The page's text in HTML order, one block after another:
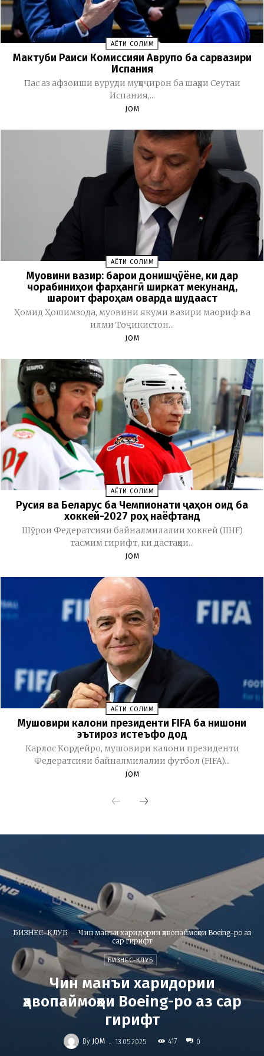
ҲАЁТИ СОЛИМ
Мактуби Раиси Комиссияи Аврупо ба сарвазири
Испания
Пас аз афзоиши вуруди муҳоҷирон ба шаҳри Сеутаи
Испания,...
JOM
ҲАЁТИ СОЛИМ
Муовини вазир: барои донишҷӯёне, ки дар
чорабиниҳои фарҳангӣ ширкат мекунанд,
шароит фароҳам оварда шудааст
Ҳомид Ҳошимзода, муовини якуми вазири маориф ва
илми Тоҷикистон...
JOM
ҲАЁТИ СОЛИМ
Русия ва Беларус ба Чемпионати ҷаҳон оид ба
хоккей-2027 роҳ наёфтанд
Шӯрои Федератсияи байналмилалии хоккей (IIHF)
тасмим гирифт, ки дастаҳои...
JOM
ҲАЁТИ СОЛИМ
Мушовири калони президенти FIFA ба нишони
эътироз истеъфо дод
Карлос Кордейро, мушовири калони президенти
Федератсияи байналмилалии футбол (FIFA)...
JOM